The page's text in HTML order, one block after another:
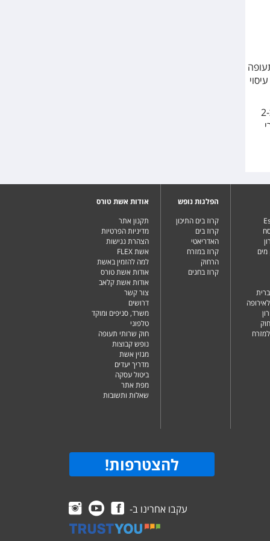
ק"מ משדה התעופה
מלון בדרגת אירוח של 4 כוכבים השוכן במרחק של כ-3 ק"מ משדה התעופה וכ-2
הפלגות נופש
קרוז בים התיכון
קרוז בים
האדריאטי
קרוז במזרח
הרחוק
קרוז בחגים
אודות אשת טורס
תקנון אתר
מדיניות הפרטיות
הצהרת נגישות
אשת FLEX
למה להזמין באשת
אודות אשת טורס
אודות אשת קלאב
צור קשר
דרושים
משרד, סניפים ומוקד
טלפוני
חוק שרותי תעופה
נופש קבוצות
מגזין אשת
מדריך יעדים
ביטול עסקה
מפת אתר
שאלות ותשובות
להצטרפות!
עקבו אחרינו ב-